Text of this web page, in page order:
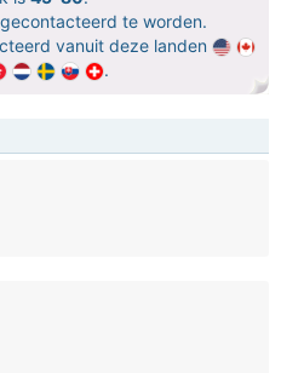
te worden.
vanuit deze landen
.